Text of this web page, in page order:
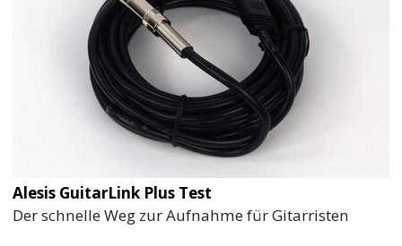
Alesis GuitarLink Plus Test
Der schnelle Weg zur Aufnahme für Gitarristen